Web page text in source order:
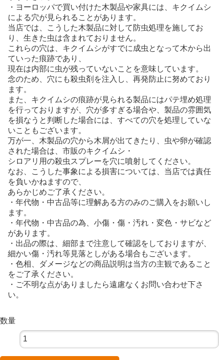
・ヨーロッパで買い付けた木製品や家具には、キクイムシ
による穴が見られることがあります。
当店では、こうした木製品に対して防虫処理を施してお
り、生きた虫は含まれておりません。
これらの穴は、キクイムシがすでに成虫となって木から出
ていった痕跡であり、
現在は内部に虫が残っていないことを意味しています。
念のため、穴にも殺虫剤を注入し、再発防止に努めており
ます。
また、キクイムシの痕跡が見られる製品にはパテ埋め処理
を行っておりますが、穴が多すぎる場合や、製品の雰囲気
を損なうと判断した場合には、すべての穴を処理していな
いこともございます。
万が一、木製品の穴から木屑が出てきたり、虫や卵が確認
された場合は、市販のキクイムシ・
シロアリ用の殺虫スプレーを穴に噴射してください。
なお、こうした事象による損害については、当店では責任
を負いかねますので、
あらかじめご了承ください。
・年代物・中古品等に理解ある方のみのご購入をお願いし
ます。
・年代物・中古品の為、小傷・傷・汚れ・変色・サビなど
があります。
・出品の際は、細部まで注意して確認をしておりますが、
細かい傷・汚れ等見落としがある場合もございます。
・色相、ダメージなどの商品説明は当方の主観であること
をご了承ください。
・ご不明な点がありましたら遠慮なくお問い合わせ下さ
い。
数量